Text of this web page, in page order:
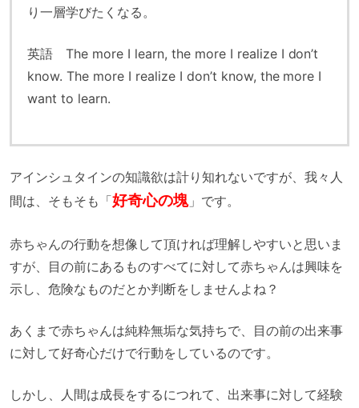
り一層学びたくなる。
英語 The more I learn, the more I realize I don’t
know. The more I realize I don’t know, the more I
want to learn.
アインシュタインの知識欲は計り知れないですが、我々人
間は、そもそも「好奇心の塊」です。
赤ちゃんの行動を想像して頂ければ理解しやすいと思いま
すが、目の前にあるものすべてに対して赤ちゃんは興味を
示し、危険なものだとか判断をしませんよね？
あくまで赤ちゃんは純粋無垢な気持ちで、目の前の出来事
に対して好奇心だけで行動をしているのです。
しかし、人間は成長をするにつれて、出来事に対して経験